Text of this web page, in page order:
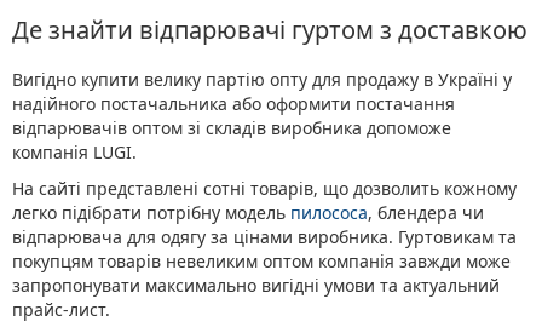
Де знайти відпарювачі гуртом з доставкою
Вигідно купити велику партію опту для продажу в Україні у
надійного постачальника або оформити постачання
відпарювачів оптом зі складів виробника допоможе
компанія LUGI.
На сайті представлені сотні товарів, що дозволить кожному
легко підібрати потрібну модель пилососа, блендера чи
відпарювача для одягу за цінами виробника. Гуртовикам та
покупцям товарів невеликим оптом компанія завжди може
запропонувати максимально вигідні умови та актуальний
прайс-лист.